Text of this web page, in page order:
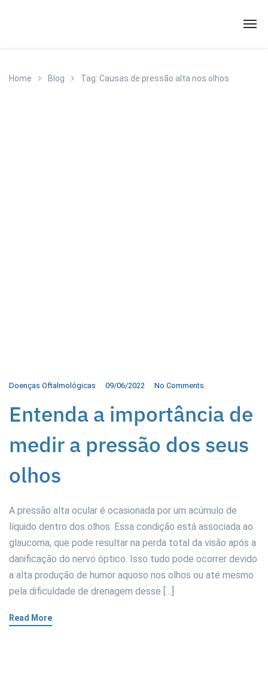
Home Blog Tag: Causas de pressão alta nos olhos
Doenças Oftalmológicas 09/06/2022 No Comments
Entenda a importância de
medir a pressão dos seus
olhos
A pressão alta ocular é ocasionada por um acúmulo de
líquido dentro dos olhos. Essa condição está associada ao
glaucoma, que pode resultar na perda total da visão após a
danificação do nervo óptico. Isso tudo pode ocorrer devido
a alta produção de humor aquoso nos olhos ou até mesmo
pela dificuldade de drenagem desse […]
Read More